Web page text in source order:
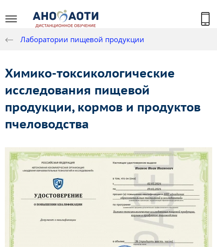
Лаборатории пищевой продукции
Химико-токсикологические
исследования пищевой
продукции, кормов и продуктов
пчеловодства